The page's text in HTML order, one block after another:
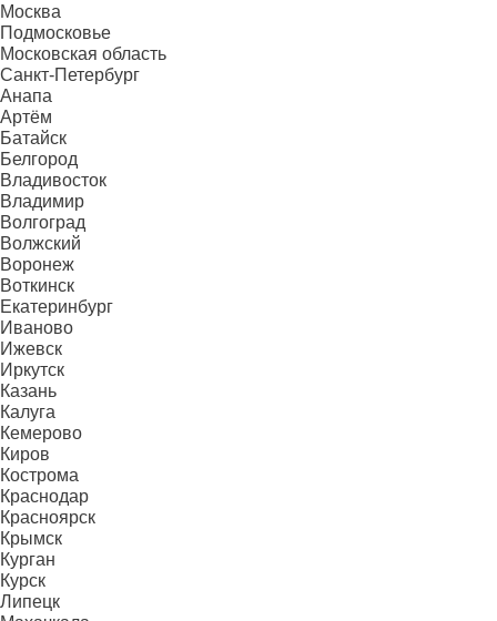
Москва
Подмосковье
Московская область
Санкт-Петербург
Анапа
Артём
Батайск
Белгород
Владивосток
Владимир
Волгоград
Волжский
Воронеж
Воткинск
Екатеринбург
Иваново
Ижевск
Иркутск
Казань
Калуга
Кемерово
Киров
Кострома
Краснодар
Красноярск
Крымск
Курган
Курск
Липецк